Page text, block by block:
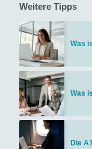
Weitere Tipps
Was
Was
Die